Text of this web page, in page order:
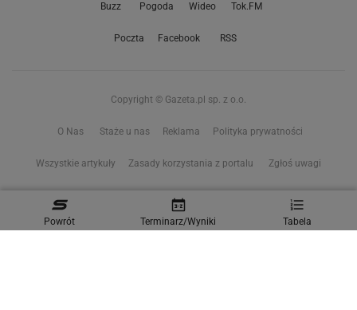
Powrót Terminarz/Wyniki Tabela
Buzz Pogoda Wideo Tok.FM
Poczta Facebook RSS
Copyright © Gazeta.pl sp. z o.o.
O Nas Staże u nas Reklama Polityka prywatności
Wszystkie artykuły Zasady korzystania z portalu Zgłoś uwagi